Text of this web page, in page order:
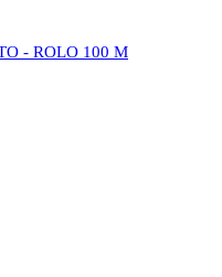
- ROLO 100 M